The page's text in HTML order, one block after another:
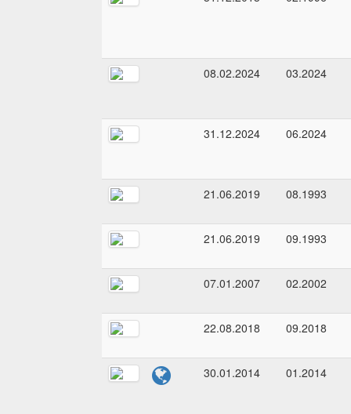
08.02.2024 03.2024
31.12.2024 06.2024
21.06.2019 08.1993
21.06.2019 09.1993
07.01.2007 02.2002
22.08.2018 09.2018
30.01.2014 01.2014